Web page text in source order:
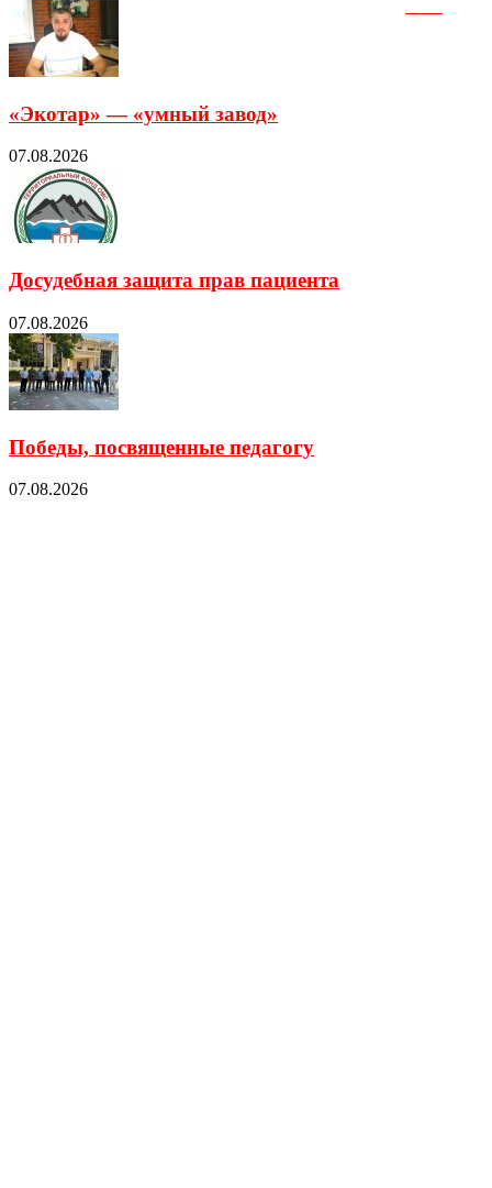
«Экотар» — «умный завод»
07.08.2026
Досудебная защита прав пациента
07.08.2026
Победы, посвященные педагогу
07.08.2026